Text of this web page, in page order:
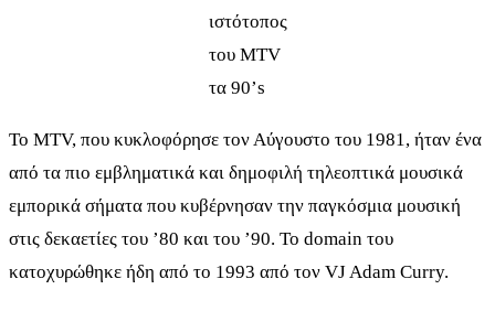
ιστότοπος
του MTV
τα 90’s
Το MTV, που κυκλοφόρησε τον Αύγουστο του 1981, ήταν ένα
από τα πιο εμβληματικά και δημοφιλή τηλεοπτικά μουσικά
εμπορικά σήματα που κυβέρνησαν την παγκόσμια μουσική
στις δεκαετίες του ’80 και του ’90. Το domain του
κατοχυρώθηκε ήδη από το 1993 από τον VJ Adam Curry.